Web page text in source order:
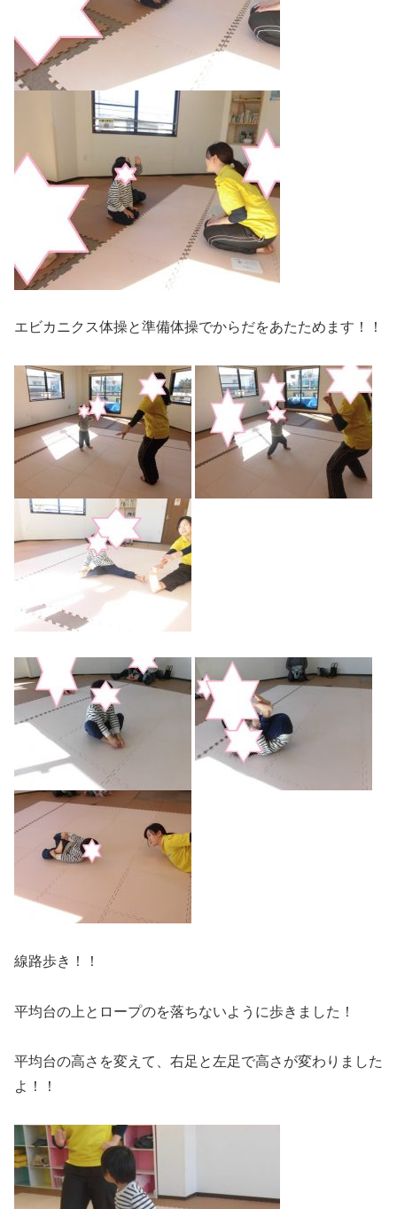
エビカニクス体操と準備体操でからだをあたためます！！
線路歩き！！
平均台の上とロープのを落ちないように歩きました！
平均台の高さを変えて、右足と左足で高さが変わりました
よ！！